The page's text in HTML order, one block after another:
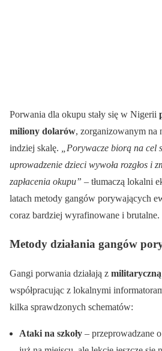
Porwania dla okupu stały się w Nigerii
miliony dolarów, zorganizowanym na
indziej skalę.
„Porywacze biorą na cel
uprowadzenie dzieci wywoła rozgłos i
zapłacenia okupu” – tłumaczą lokalni
latach metody gangów porywających
coraz bardziej wyrafinowane i brutalne.
Metody działania gangów
Gangi porwania działają z
współpracując z lokalnymi
kilka sprawdzonych schematów:
Ataki na szkoły – przeprowadzane